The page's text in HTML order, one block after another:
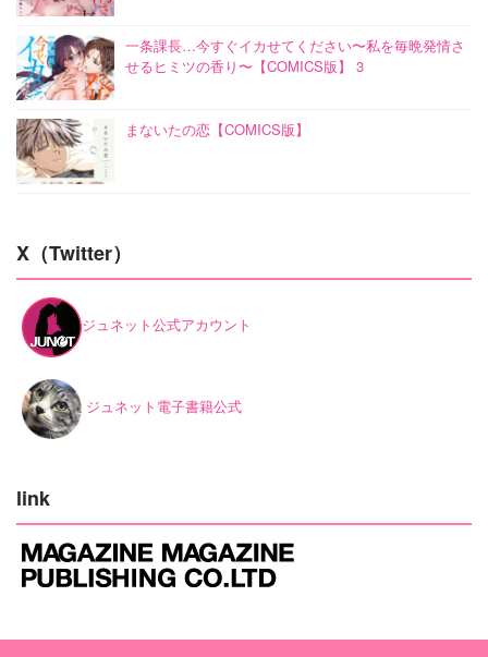
一条課長…今すぐイカせてください〜私を毎晩発情さ
せるヒミツの香り〜【COMICS版】 3
まないたの恋【COMICS版】
X（Twitter）
ジュネット公式アカウント
ジュネット電子書籍公式
link